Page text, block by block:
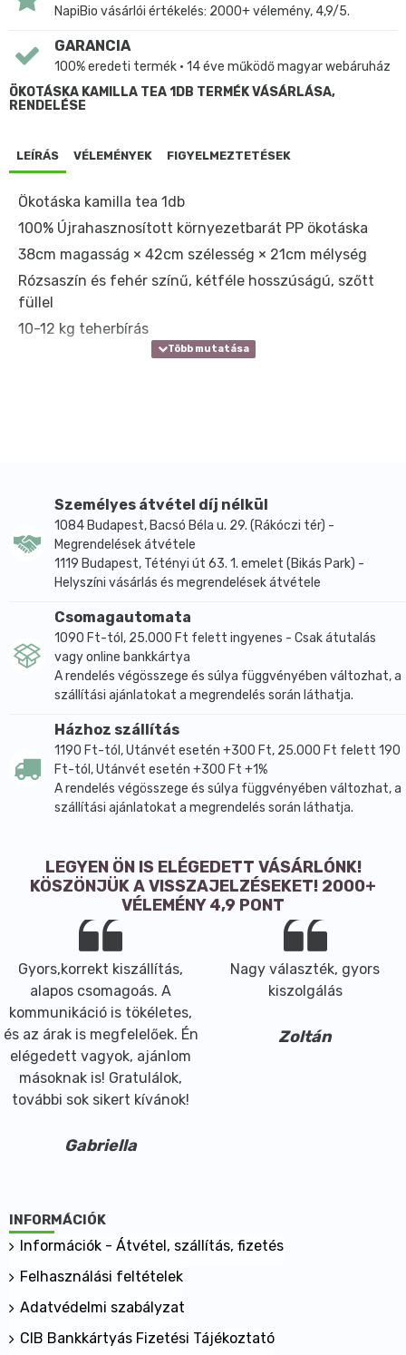
NapiBio vásárlói értékelés: 2000+ vélemény, 4,9/5.
GARANCIA
100% eredeti termék • 14 éve működő magyar webáruház
ÖKOTÁSKA KAMILLA TEA 1DB TERMÉK VÁSÁRLÁSA,
RENDELÉSE
LEÍRÁS VÉLEMÉNYEK FIGYELMEZTETÉSEK
Ökotáska kamilla tea 1db
100% Újrahasznosított környezetbarát PP ökotáska
38cm magasság × 42cm szélesség × 21cm mélység
Rózsaszín és fehér színű, kétféle hosszúságú, szőtt
füllel
10-12 kg teherbírás
Személyes átvétel díj nélkül
1084 Budapest, Bacsó Béla u. 29. (Rákóczi tér) -
Megrendelések átvétele
1119 Budapest, Tétényi út 63. 1. emelet (Bikás Park) -
Helyszíni vásárlás és megrendelések átvétele
Csomagautomata
1090 Ft-tól, 25.000 Ft felett ingyenes - Csak átutalás
vagy online bankkártya
A rendelés végösszege és súlya függvényében változhat, a
szállítási ajánlatokat a megrendelés során láthatja.
Házhoz szállítás
1190 Ft-tól, Utánvét esetén +300 Ft, 25.000 Ft felett 190
Ft-tól, Utánvét esetén +300 Ft +1%
A rendelés végösszege és súlya függvényében változhat, a
szállítási ajánlatokat a megrendelés során láthatja.
LEGYEN ÖN IS ELÉGEDETT VÁSÁRLÓNK!
KÖSZÖNJÜK A VISSZAJELZÉSEKET! 2000+
VÉLEMÉNY 4,9 PONT
Gyors,korrekt kiszállítás,
alapos csomagoás. A
kommunikáció is tökéletes,
és az árak is megfelelőek. Én
elégedett vagyok, ajánlom
másoknak is! Gratulálok,
további sok sikert kívánok!
Gabriella
Nagy választék, gyors
kiszolgálás
Zoltán
INFORMÁCIÓK
Információk - Átvétel, szállítás, fizetés
Felhasználási feltételek
Adatvédelmi szabályzat
CIB Bankkártyás Fizetési Tájékoztató